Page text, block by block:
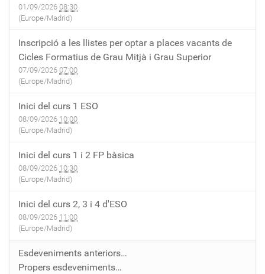
01/09/2026 08:30
(Europe/Madrid)
Inscripció a les llistes per optar a places vacants de
Cicles Formatius de Grau Mitjà i Grau Superior
07/09/2026 07:00
(Europe/Madrid)
Inici del curs 1 ESO
08/09/2026 10:00
(Europe/Madrid)
Inici del curs 1 i 2 FP bàsica
08/09/2026 10:30
(Europe/Madrid)
Inici del curs 2, 3 i 4 d'ESO
08/09/2026 11:00
(Europe/Madrid)
Esdeveniments anteriors…
Propers esdeveniments…